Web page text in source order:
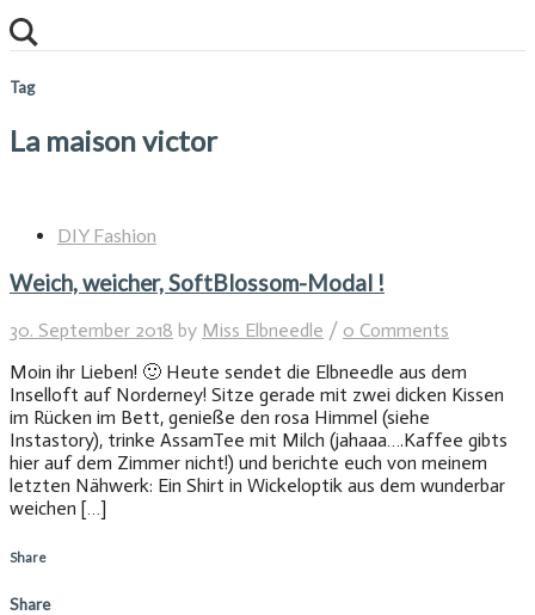
Tag
La maison victor
DIY Fashion
Weich, weicher, SoftBlossom-Modal !
30. September 2018 by Miss Elbneedle / 0 Comments
Moin ihr Lieben! 🙂 Heute sendet die Elbneedle aus dem
Inselloft auf Norderney! Sitze gerade mit zwei dicken Kissen
im Rücken im Bett, genieße den rosa Himmel (siehe
Instastory), trinke AssamTee mit Milch (jahaaa….Kaffee gibts
hier auf dem Zimmer nicht!) und berichte euch von meinem
letzten Nähwerk: Ein Shirt in Wickeloptik aus dem wunderbar
weichen […]
Share
Share